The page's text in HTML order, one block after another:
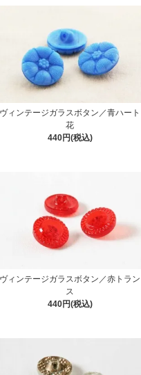
ヴィンテージガラスボタン／青ハート
花
440円(税込)
ヴィンテージガラスボタン／赤トラン
ス
440円(税込)